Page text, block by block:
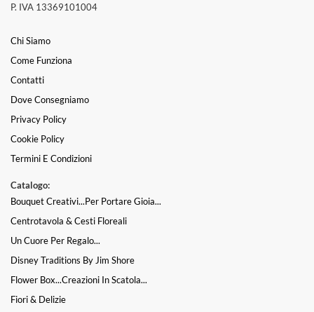
P. IVA 13369101004
Chi Siamo
Come Funziona
Contatti
Dove Consegniamo
Privacy Policy
Cookie Policy
Termini E Condizioni
Catalogo:
Bouquet Creativi...per Portare Gioia...
Centrotavola & Cesti Floreali
Un Cuore Per Regalo...
Disney Traditions By Jim Shore
Flower Box...Creazioni In Scatola...
Fiori & Delizie